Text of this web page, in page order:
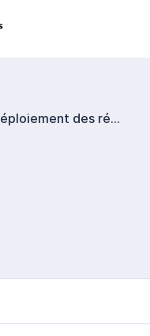
Le déploiement des réseaux numériques devient une priorité d’intérêt public en Allemagne